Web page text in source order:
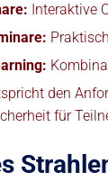
Interaktive
den
für